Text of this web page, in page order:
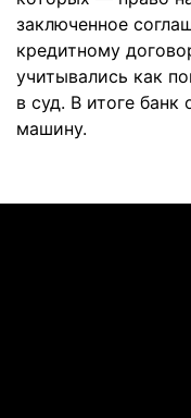
заключенное
кредитному
учитывались как
в суд. В итоге банк
машину.